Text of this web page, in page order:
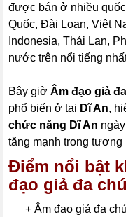
được bán ở nhiều
Quốc, Đài Loan, Việt
Indonesia, Thái Lan,
nước trên nổi tiếng
Bây giờÂm đạo giả
phổ biến ở tại Dĩ An,
chức năng Dĩ An
tăng mạnh trong tương
Điểm nổi bật
đạo giả đa
----+ Âm đạo giả đa